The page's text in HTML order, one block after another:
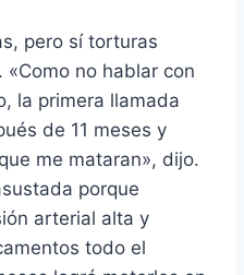
pero sí torturas
«Como no hablar con
la primera llamada
de 11 meses y
me mataran», dijo.
porque
arterial alta y
todo el